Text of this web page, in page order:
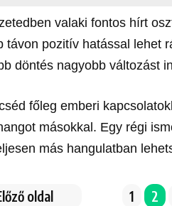
valaki fontos hírt
távon pozitív hatással lehet
döntés nagyobb változást
főleg emberi
másokkal. Egy régi
más hangulatban
oldal 1 2